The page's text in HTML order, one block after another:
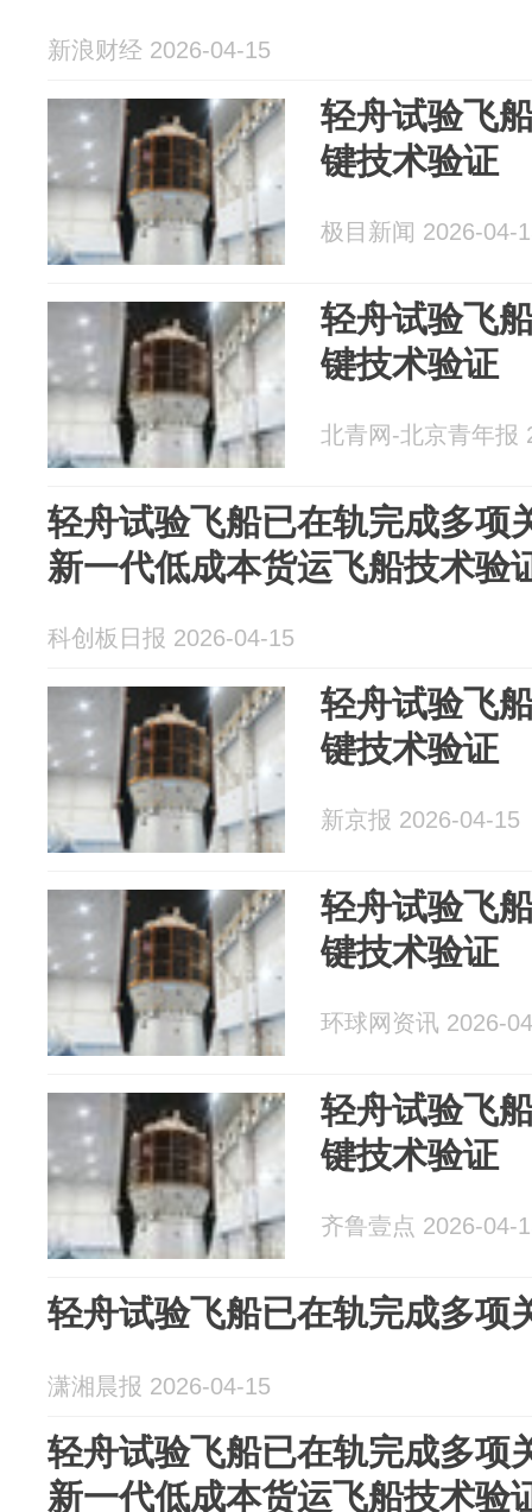
新浪财经 2026-04-15
轻舟试验飞
键技术验证
极目新闻 2026-04-
轻舟试验飞
键技术验证
北青网-北京青年报
轻舟试验飞船已在轨完成多项
新一代低成本货运飞船技术验
科创板日报 2026-04-15
轻舟试验飞
键技术验证
新京报 2026-04-15
轻舟试验飞
键技术验证
环球网资讯 2026-
轻舟试验飞
键技术验证
齐鲁壹点 2026-04-
轻舟试验飞船已在轨完成多项
潇湘晨报 2026-04-15
轻舟试验飞船已在轨完成多项
新一代低成本货运飞船技术验